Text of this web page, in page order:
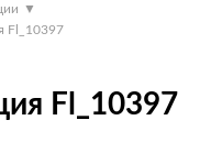
▼
Fl_10397
Fl_10397